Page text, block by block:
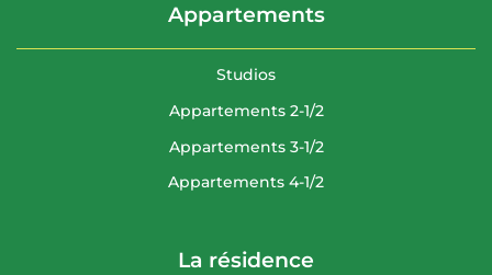
Appartements
Studios
Appartements 2-1/2
Appartements 3-1/2
Appartements 4-1/2
La résidence